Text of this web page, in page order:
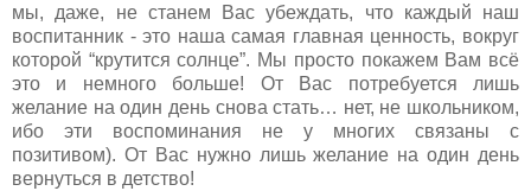
мы, даже, не станем Вас убеждать, что каждый наш
воспитанник - это наша самая главная ценность, вокруг
которой “крутится солнце”. Мы просто покажем Вам всё
это и немного больше! От Вас потребуется лишь
желание на один день снова стать… нет, не школьником,
ибо эти воспоминания не у многих связаны с
позитивом). От Вас нужно лишь желание на один день
вернуться в детство!